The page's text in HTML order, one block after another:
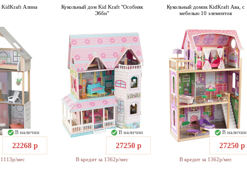
KidKraft Алина
В наличии
22268 р
мес
Кукольный дом Kid Kraft "Особняк
Эбби"
В наличии
27250 р
В кредит за 1362р/мес
Кукольный домик KidKraft Ава, с
мебелью 10 элементов
В наличии
27250 р
В кредит за 1362р/мес